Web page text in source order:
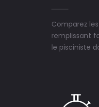
Comparez
remplissant
le pisciniste
ne peut plus s'en